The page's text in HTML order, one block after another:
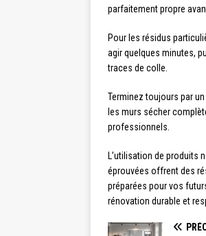
parfaitement propre
Pour les résidus
agir quelques minutes,
traces de colle.
Terminez toujours par
les murs sécher
professionnels.
L’utilisation de produits
éprouvées offrent des
préparées pour vos
rénovation durable et